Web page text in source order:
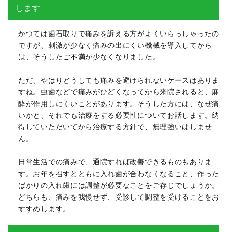
します
かつては歯石取りで痛みを訴える方がよくいらっしゃったの
ですが、刺激が少なく痛みの出にくい機械を導入してから
は、そうしたご不満が少なくなりました。
ただ、やはりどうしても痛みを避けられないケースはありま
すね。虫歯などで痛みがひどくなってから来院されると、麻
酔が作用しにくいことがあります。そうした方には、なぜ痛
いかと、それでも治療をする必要性についてお話します。納
得していただいてから治療する方針で、無理強いはしませ
ん。
日常生活での痛みで、通院すれば改善できるものもありま
す。お年を召すとともに入れ歯が合わなくなること、作った
ばかりの入れ歯には調整が必要なことをご存じでしょうか。
どちらも、痛みを我慢せず、受診して調整を受けることをお
すすめします。